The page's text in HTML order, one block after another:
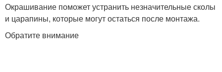
Окрашивание поможет устранить незначительные сколы
и царапины, которые могут остаться после монтажа.
Обратите внимание